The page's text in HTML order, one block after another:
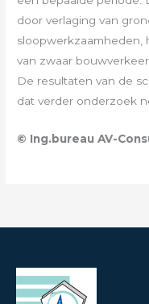
door verlaging van
sloopwerkzaamheden,
van zwaar
De resultaten van de
dat verder onderzoek
© Ing.bureau AV-